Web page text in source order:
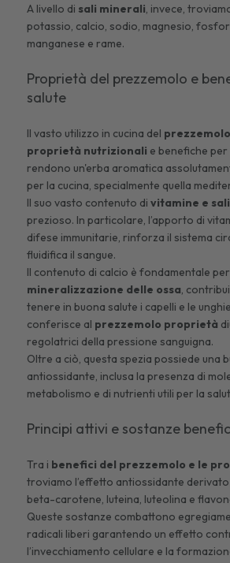
A livello di sali minerali, invece,
potassio, calcio, sodio, magnesio,
manganese e rame.
Proprietà del prezzemolo e
salute
Il vasto utilizzo in cucina del prezzemolo
proprietà nutrizionali e benefiche
rendono un'erba aromatica
per la cucina, specialmente quella
Il suo vasto contenuto divitamine e
prezioso. In particolare, l’apporto di
difese immunitarie, rinforza il sistema
fluidifica il sangue.
Il contenuto di calcio è fondamentale
mineralizzazione delle ossa,
tenere in buona salute i capelli e le
conferisce al prezzemolo proprietà
regolatrici della pressione sanguigna.
Oltre a ciò, questa spezia possiede una
antiossidante, inclusa la presenza di
metabolismo e di nutrienti utili per la
Principi attivi e sostanze
Tra i benefici del prezzemolo e le
troviamo l’effetto antiossidante
beta-carotene, luteina, luteolina e
Queste sostanze combattono
radicali liberi garantendo un effetto
l’invecchiamento cellulare e la